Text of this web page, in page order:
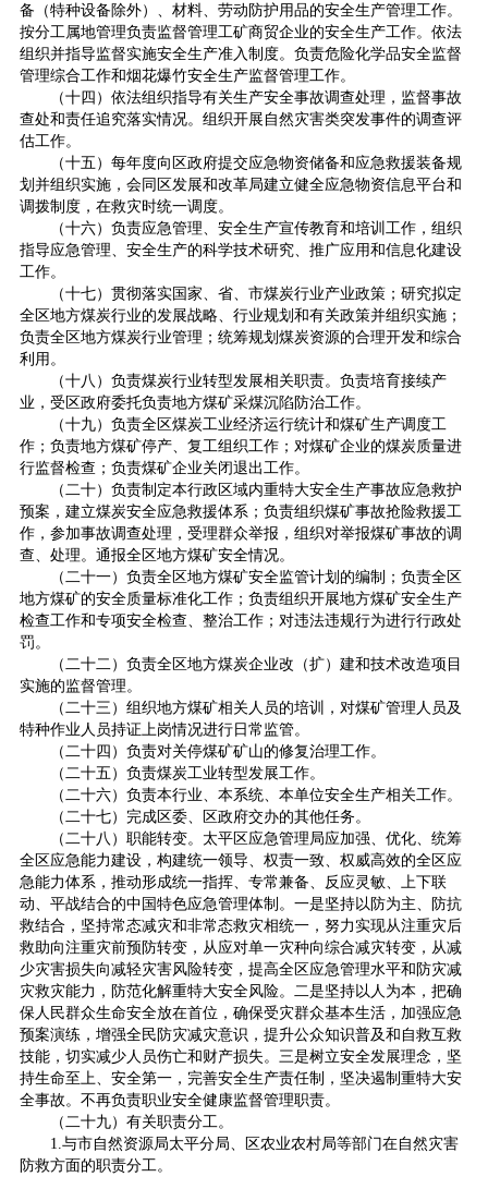
备（特种设备除外）、材料、劳动防护用品的安全生产管理工作。
按分工属地管理负责监督管理工矿商贸企业的安全生产工作。依法
组织并指导监督实施安全生产准入制度。负责危险化学品安全监督
管理综合工作和烟花爆竹安全生产监督管理工作。
（十四）依法组织指导有关生产安全事故调查处理，监督事故
查处和责任追究落实情况。组织开展自然灾害类突发事件的调查评
估工作。
（十五）每年度向区政府提交应急物资储备和应急救援装备规
划并组织实施，会同区发展和改革局建立健全应急物资信息平台和
调拨制度，在救灾时统一调度。
（十六）负责应急管理、安全生产宣传教育和培训工作，组织
指导应急管理、安全生产的科学技术研究、推广应用和信息化建设
工作。
（十七）贯彻落实国家、省、市煤炭行业产业政策；研究拟定
全区地方煤炭行业的发展战略、行业规划和有关政策并组织实施；
负责全区地方煤炭行业管理；统筹规划煤炭资源的合理开发和综合
利用。
（十八）负责煤炭行业转型发展相关职责。负责培育接续产
业，受区政府委托负责地方煤矿采煤沉陷防治工作。
（十九）负责全区煤炭工业经济运行统计和煤矿生产调度工
作；负责地方煤矿停产、复工组织工作；对煤矿企业的煤炭质量进
行监督检查；负责煤矿企业关闭退出工作。
（二十）负责制定本行政区域内重特大安全生产事故应急救护
预案，建立煤炭安全应急救援体系；负责组织煤矿事故抢险救援工
作，参加事故调查处理，受理群众举报，组织对举报煤矿事故的调
查、处理。通报全区地方煤矿安全情况。
（二十一）负责全区地方煤矿安全监管计划的编制；负责全区
地方煤矿的安全质量标准化工作；负责组织开展地方煤矿安全生产
检查工作和专项安全检查、整治工作；对违法违规行为进行行政处
罚。
（二十二）负责全区地方煤炭企业改（扩）建和技术改造项目
实施的监督管理。
（二十三）组织地方煤矿相关人员的培训，对煤矿管理人员及
特种作业人员持证上岗情况进行日常监管。
（二十四）负责对关停煤矿矿山的修复治理工作。
（二十五）负责煤炭工业转型发展工作。
（二十六）负责本行业、本系统、本单位安全生产相关工作。
（二十七）完成区委、区政府交办的其他任务。
（二十八）职能转变。太平区应急管理局应加强、优化、统筹
全区应急能力建设，构建统一领导、权责一致、权威高效的全区应
急能力体系，推动形成统一指挥、专常兼备、反应灵敏、上下联
动、平战结合的中国特色应急管理体制。一是坚持以防为主、防抗
救结合，坚持常态减灾和非常态救灾相统一，努力实现从注重灾后
救助向注重灾前预防转变，从应对单一灾种向综合减灾转变，从减
少灾害损失向减轻灾害风险转变，提高全区应急管理水平和防灾减
灾救灾能力，防范化解重特大安全风险。二是坚持以人为本，把确
保人民群众生命安全放在首位，确保受灾群众基本生活，加强应急
预案演练，增强全民防灾减灾意识，提升公众知识普及和自救互救
技能，切实减少人员伤亡和财产损失。三是树立安全发展理念，坚
持生命至上、安全第一，完善安全生产责任制，坚决遏制重特大安
全事故。不再负责职业安全健康监督管理职责。
（二十九）有关职责分工。
1.与市自然资源局太平分局、区农业农村局等部门在自然灾害
防救方面的职责分工。